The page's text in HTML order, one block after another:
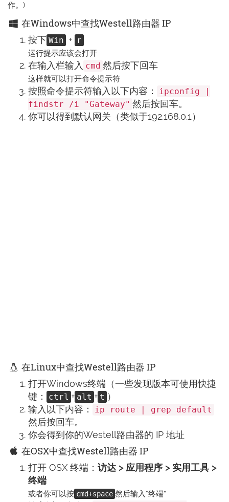
作。)
在Windows中查找Westell路由器 IP
按下 Win + r
运行提示应该会打开
在输入栏输入 cmd 然后按下回车
这样就可以打开命令提示符
按照命令提示符输入以下内容：
ipconfig |
findstr /i "Gateway" 然后按回车。
你可以得到默认网关（类似于192.168.0.1）
在Linux中查找Westell路由器 IP
打开Windows终端（一些发现版本可使用快捷
键：
ctrl + alt + t ）
输入以下内容：
ip route | grep default
然后按回车。
你会得到你的Westell路由器的 IP 地址
在OSX中查找Westell路由器 IP
打开 OSX 终端： 访达 > 应用程序 > 实用工具 >
终端
或者你可以按 cmd+space 然后输入“终端”